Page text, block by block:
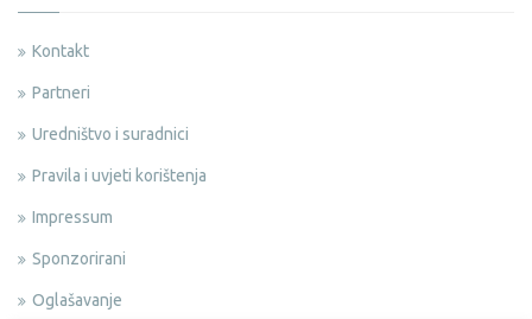
Kontakt
Partneri
Uredništvo i suradnici
Pravila i uvjeti korištenja
Impressum
Sponzorirani
Oglašavanje